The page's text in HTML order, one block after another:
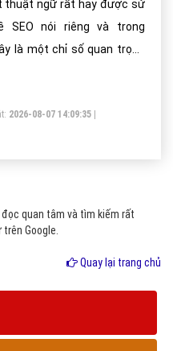
thuật ngữ rất hay được sử
SEO nói riêng và trong
là một chỉ số quan trọng
đầu trong SEO và cũng là
website hiện nay.
2026-08-07 14:09:35
quan tâm và tìm kiếm rất
Google.
Quay lại trang chủ